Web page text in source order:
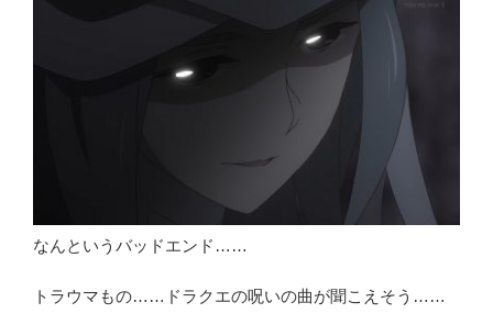
なんというバッドエンド……
トラウマもの……ドラクエの呪いの曲が聞こえそう……